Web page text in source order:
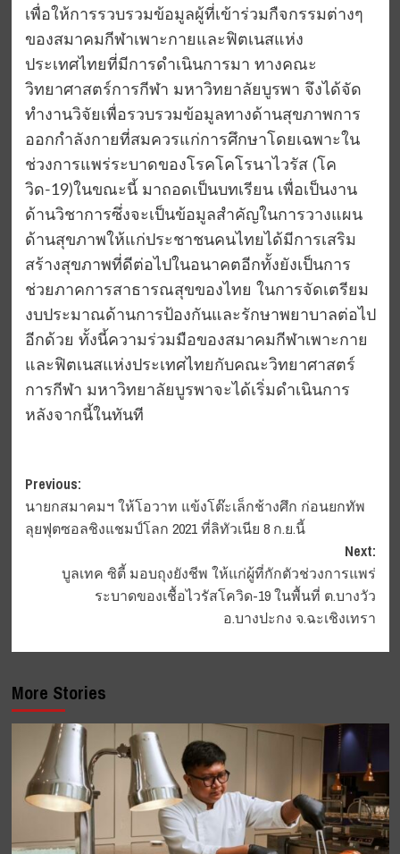
เพื่อให้การรวบรวมข้อมูลผู้ที่เข้าร่วมกืจกรรมต่างๆ
ของสมาคมกีฬาเพาะกายและฟิตเนสแห่ง
ประเทศไทยที่มีการดำเนินการมา ทางคณะ
วิทยาศาสตร์การกีฬา มหาวิทยาลัยบูรพา จึงได้จัด
ทำงานวิจัยเพื่อรวบรวมข้อมูลทางด้านสุขภาพการ
ออกกำลังกายที่สมควรแก่การศึกษาโดยเฉพาะใน
ช่วงการแพร่ระบาดของโรคโคโรนาไวรัส (โค
วิด-19)ในขณะนี้ มาถอดเป็นบทเรียน เพื่อเป็นงาน
ด้านวิชาการซึ่งจะเป็นข้อมูลสำคัญในการวางแผน
ด้านสุขภาพให้แก่ประชาชนคนไทยได้มีการเสริม
สร้างสุขภาพที่ดีต่อไปในอนาคตอีกทั้งยังเป็นการ
ช่วยภาคการสาธารณสุขของไทย ในการจัดเตรียม
งบประมาณด้านการป้องกันและรักษาพยาบาลต่อไป
อีกด้วย ทั้งนี้ความร่วมมือของสมาคมกีฬาเพาะกาย
และฟิตเนสแห่งประเทศไทยกับคณะวิทยาศาสตร์
การกีฬา มหาวิทยาลัยบูรพาจะได้เริ่มดำเนินการ
หลังจากนี้ในทันที
Post
navigation
Previous:
นายกสมาคมฯ ให้โอวาท แข้งโต๊ะเล็กช้างศึก ก่อนยกทัพ
ลุยฟุตซอลชิงแชมป์โลก 2021 ที่ลิทัวเนีย 8 ก.ย.นี้
Next:
บูลเทค ซิตี้ มอบถุงยังชีพ ให้แก่ผู้ที่กักตัวช่วงการแพร่
ระบาดของเชื้อไวรัสโควิด-19 ในพื้นที่ ต.บางวัว
อ.บางปะกง จ.ฉะเชิงเทรา
More Stories